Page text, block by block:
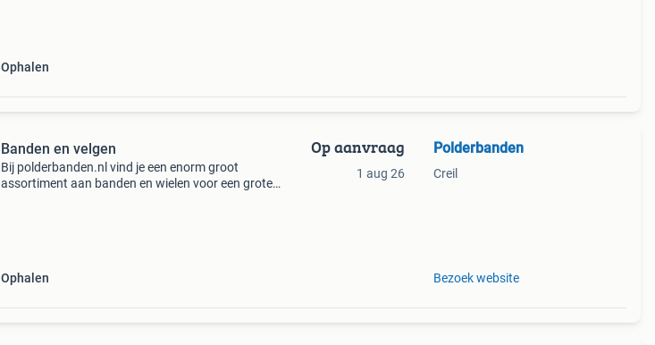
Ophalen
Banden en velgen
Bij polderbanden.nl vind je een enorm groot
assortiment aan banden en wielen voor een grote
Ophalen
Op aanvraag
1 aug 26
Polderbanden
Creil
Bezoek website